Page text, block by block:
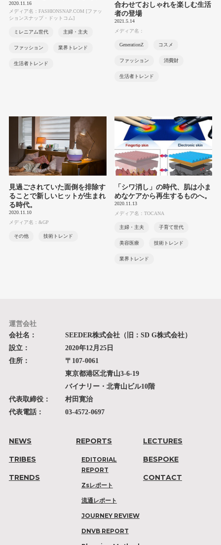
2020.11.16
メディア名：FASHIONSNAP.COM [ファッ
ションスナップ・ドットコム]
ミレニアム世代 主婦・主夫
ファッション 業界トレンド
生活者トレンド
合わせておしゃれを楽しむ生活
者の登場
2021.5.14
メディア名：
GenerationZ コスメ
ファッション 消費財
生活者トレンド
見過ごされていた面倒を排除す
ることで新しいヒットが生まれ
る時代。
2020.11.10
メディア名：&GP
その他 技術トレンド
「シワ消し」の時代、肌は小ま
めなケアから再生するものへ。
2020.11.13
メディア名：TOCANA
主婦・主夫 子育て世代
美容医療 技術トレンド
業界トレンド
運営会社
会社名：
SEEDER株式会社（旧：SD G株式会社）
設立：
2020年12月25日
住所：
〒107-0061
東京都港区北青山3-6-19
バイナリー・北青山ビル10階
代表取締役：
村田寛治
代表電話：
03-4572-0697
NEWS
TRIBES
TRENDS
REPORTS
EDITORIAL
REPORT
Zsレポート
流通レポート
JOURNEY REVIEW
DNVB REPORT
LECTURES
BESPOKE
CONTACT